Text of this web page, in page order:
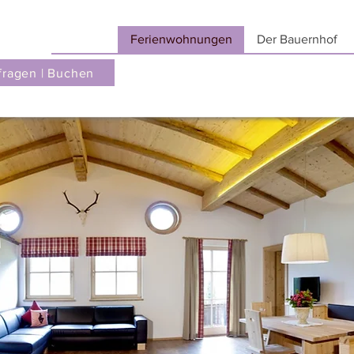
Ferienwohnungen Der Bauernhof
| Buchen